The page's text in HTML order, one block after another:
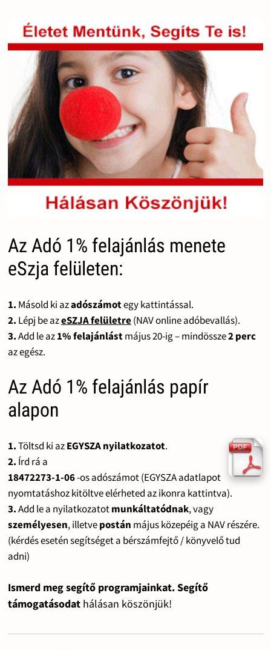
Az Adó 1% felajánlás menete
eSzja felületen:
1. Másold ki azadószámotegy kattintással.
2. Lépj be azeSZJA felületre(NAV online adóbevallás).
3.Add le az1% felajánlástmájus 20-ig – mindössze2 perc
az egész.
Az Adó 1% felajánlás papír
alapon
1.Töltsd ki azEGYSZA nyilatkozatot.
2. Írd rá a
18472273-1-06-os adószámot (EGYSZA adatlapot
nyomtatáshoz kitöltve elérheted az ikonra kattintva).
3.Add le a nyilatkozatotmunkáltatódnak, vagy
személyesen, illetvepostán május közepéig a NAV részére.
(kérdés esetén segítséget a bérszámfejtő / könyvelő tud
adni)
Ismerd meg segítő programjainkat. Segítő
támogatásodat hálásan köszönjük!